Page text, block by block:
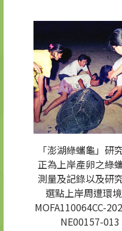
「澎湖綠蠵龜」研
正為上岸產卵之綠
測量及記錄以及研
選點上岸周遭環
MOFA110064CC-
NE00157-013